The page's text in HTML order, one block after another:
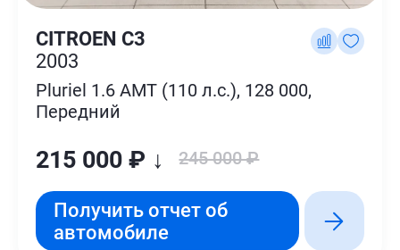
CITROEN C3
2003
Pluriel 1.6 AMT (110 л.с.), 128 000,
Передний
215 000 ₽ ↓ 245 000 ₽
Получить отчет об
автомобиле